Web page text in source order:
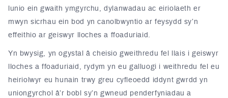
lunio ein gwaith ymgyrchu, dylanwadau ac eiriolaeth er
mwyn sicrhau ein bod yn canolbwyntio ar feysydd sy’n
effeithio ar geiswyr lloches a ffoaduriaid.
Yn bwysig, yn ogystal â cheisio gweithredu fel llais i geiswyr
lloches a ffoaduriaid, rydym yn eu galluogi i weithredu fel eu
heiriolwyr eu hunain trwy greu cyfleoedd iddynt gwrdd yn
uniongyrchol â’r bobl sy’n gwneud penderfyniadau a